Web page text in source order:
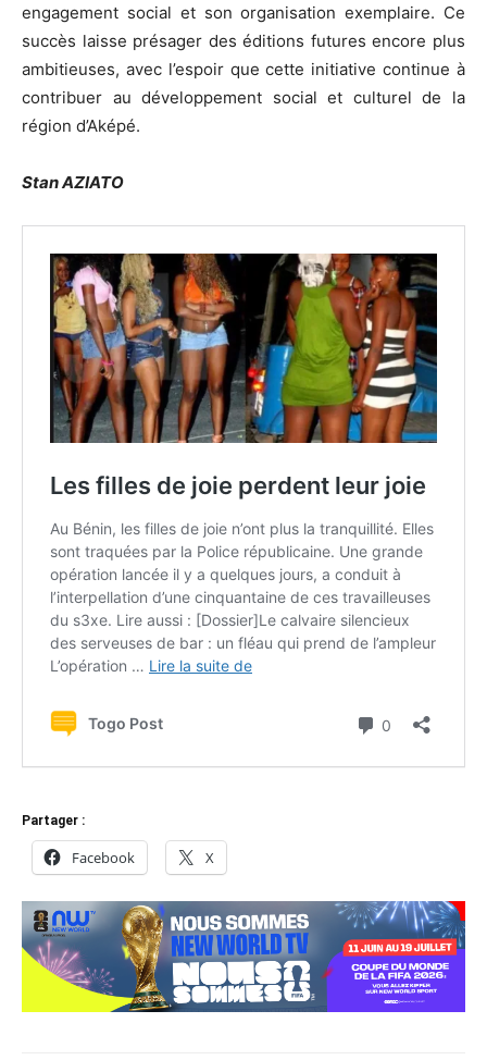
engagement social et son organisation exemplaire. Ce
succès laisse présager des éditions futures encore plus
ambitieuses, avec l’espoir que cette initiative continue à
contribuer au développement social et culturel de la
région d’Aképé.
Stan AZIATO
Partager :
Facebook X